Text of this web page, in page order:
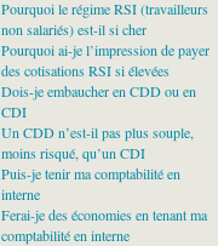
Pourquoi le régime RSI (travailleurs
non salariés) est-il si cher
Pourquoi ai-je l’impression de payer
des cotisations RSI si élevées
Dois-je embaucher en CDD ou en
CDI
Un CDD n’est-il pas plus souple,
moins risqué, qu’un CDI
Puis-je tenir ma comptabilité en
interne
Ferai-je des économies en tenant ma
comptabilité en interne